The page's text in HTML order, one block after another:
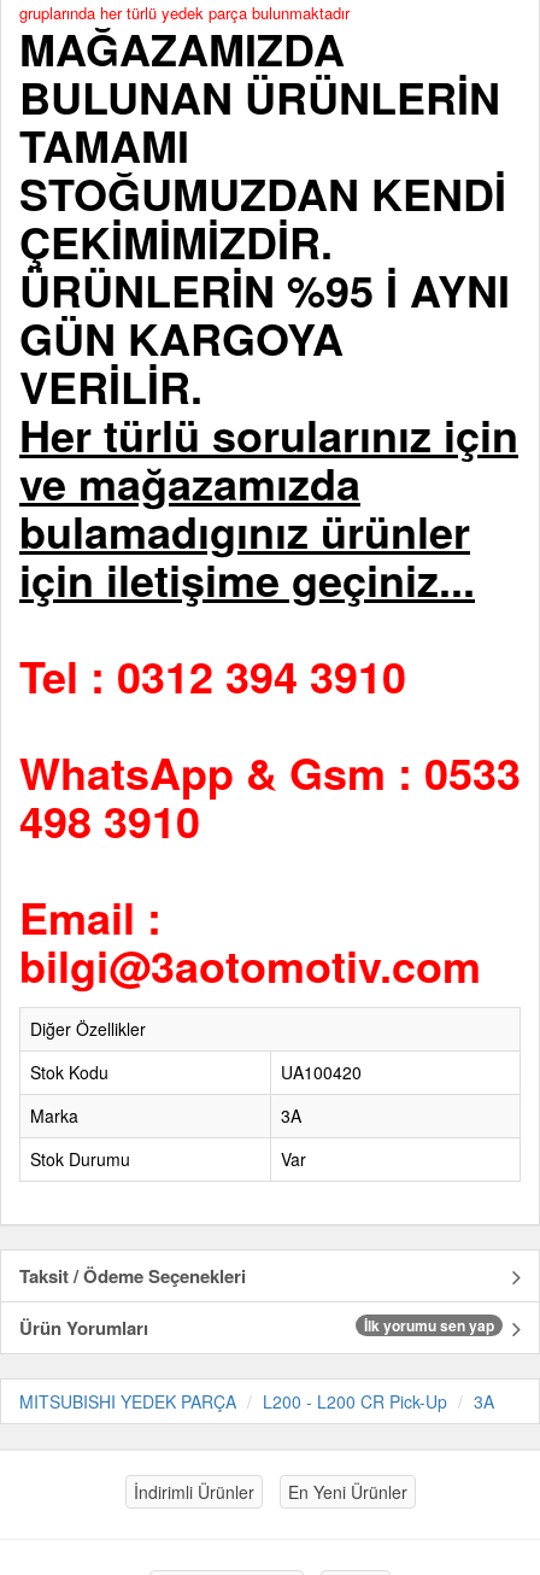
gruplarında her türlü yedek parça bulunmaktadır
MAĞAZAMIZDA
BULUNAN ÜRÜNLERİN
TAMAMI
STOĞUMUZDAN KENDİ
ÇEKİMİMİZDİR.
ÜRÜNLERİN %95 İ AYNI
GÜN KARGOYA
VERİLİR.
Her türlü sorularınız için
ve mağazamızda
bulamadıgınız ürünler
için iletişime geçiniz...
Tel : 0312 394 3910
WhatsApp & Gsm : 0533
498 3910
Email :
bilgi@3aotomotiv.com
Diğer Özellikler
Stok Kodu
UA100420
Marka
3A
Stok Durumu
Var
Taksit / Ödeme Seçenekleri
Ürün Yorumları
İlk yorumu sen yap
MITSUBISHI YEDEK PARÇA L200 - L200 CR Pick-Up 3A
İndirimli Ürünler En Yeni Ürünler